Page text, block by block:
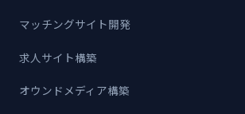
マッチングサイト開発
求人サイト構築
オウンドメディア構築